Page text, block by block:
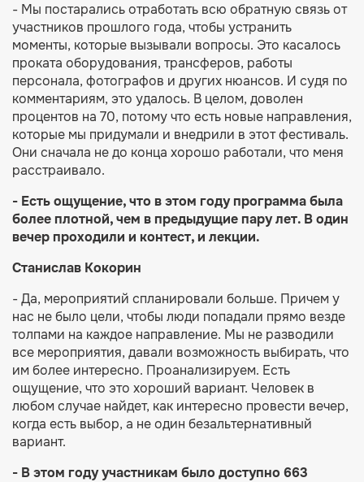
- Мы постарались отработать всю обратную связь от
участников прошлого года, чтобы устранить
моменты, которые вызывали вопросы. Это касалось
проката оборудования, трансферов, работы
персонала, фотографов и других нюансов. И судя по
комментариям, это удалось. В целом, доволен
процентов на 70, потому что есть новые направления,
которые мы придумали и внедрили в этот фестиваль.
Они сначала не до конца хорошо работали, что меня
расстраивало.
- Есть ощущение, что в этом году программа была
более плотной, чем в предыдущие пару лет. В один
вечер проходили и контест, и лекции.
Станислав Кокорин
- Да, мероприятий спланировали больше. Причем у
нас не было цели, чтобы люди попадали прямо везде
толпами на каждое направление. Мы не разводили
все мероприятия, давали возможность выбирать, что
им более интересно. Проанализируем. Есть
ощущение, что это хороший вариант. Человек в
любом случае найдет, как интересно провести вечер,
когда есть выбор, а не один безальтернативный
вариант.
- В этом году участникам было доступно 663